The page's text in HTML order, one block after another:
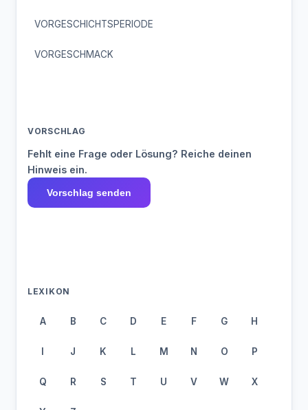
VORGESCHICHTSPERIODE
VORGESCHMACK
VORSCHLAG
Fehlt eine Frage oder Lösung? Reiche deinen
Hinweis ein.
Vorschlag senden
LEXIKON
A B C D E F G H
I J K L M N O P
Q R S T U V W X